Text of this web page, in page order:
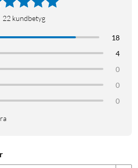
22 kundbetyg
18
4
0
0
0